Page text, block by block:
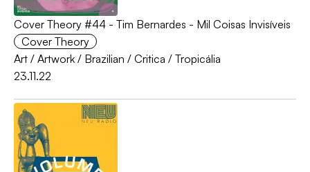
Cover Theory #44 - Tim Bernardes - Mil Coisas Invisíveis
Cover Theory
Art / Artwork / Brazilian / Critica / Tropicália
23.11.22